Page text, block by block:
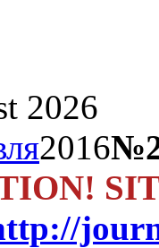
2026
2016